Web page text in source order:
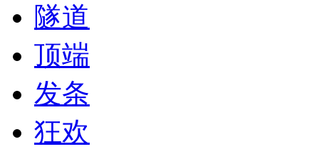
隧道
顶端
发条
狂欢